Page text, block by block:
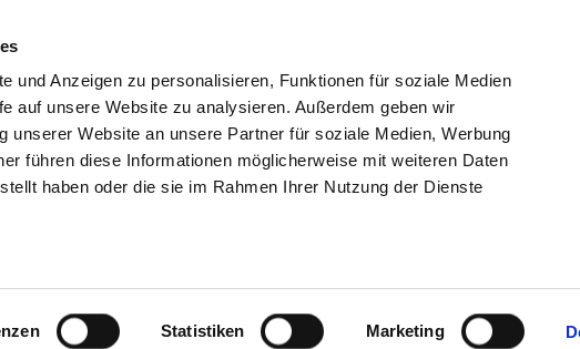
und Anzeigen zu personalisieren, Funktionen für soziale Medien
auf unsere Website zu analysieren. Außerdem geben wir
unserer Website an unsere Partner für soziale Medien, Werbung
führen diese Informationen möglicherweise mit weiteren Daten
haben oder die sie im Rahmen Ihrer Nutzung der Dienste
Statistiken Marketing
SUCHEN TIPPS & HILFE DAS DKV STELLENBÖRSE
KLINIKUM BETHEL GGMBH